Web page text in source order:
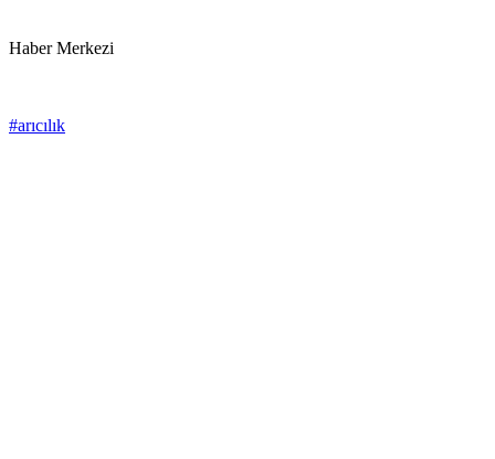
Haber Merkezi
#arıcılık